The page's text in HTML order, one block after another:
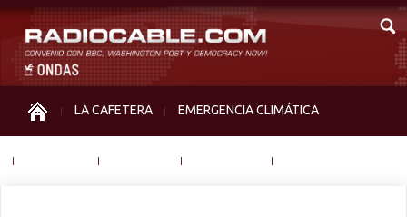
LA CAFETERA EMERGENCIA CLIMÁTICA